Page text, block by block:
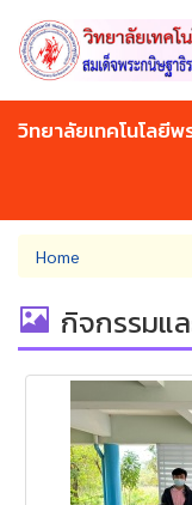
main
content
วิทยาลัยเทคโนโลยี
You
are
here
Home
กิจกรรมแ